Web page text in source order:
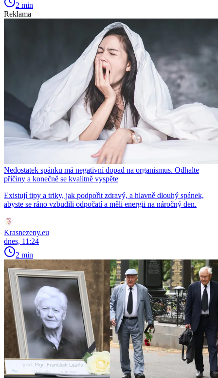
2 min
Reklama
Nedostatek spánku má negativní dopad na organismus. Odhalte
příčiny a konečně se kvalitně vyspěte
Existují tipy a triky, jak podpořit zdravý, a hlavně dlouhý spánek,
abyste se ráno vzbudili odpočatí a měli energii na náročný den.
Krasnezeny.eu
dnes, 11:24
2 min